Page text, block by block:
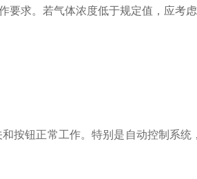
求。若气体浓度低于规定值，应考虑
钮正常工作。特别是自动控制系统